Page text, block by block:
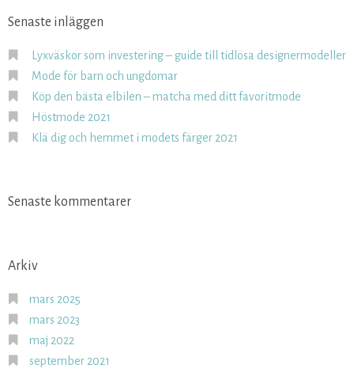
Senaste inläggen
Lyxväskor som investering – guide till tidlösa designermodeller
Mode för barn och ungdomar
Köp den bästa elbilen – matcha med ditt favoritmode
Höstmode 2021
Klä dig och hemmet i modets färger 2021
Senaste kommentarer
Arkiv
mars 2025
mars 2023
maj 2022
september 2021